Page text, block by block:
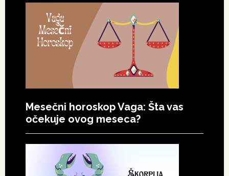
Mesečni horoskop Vaga: Šta vas
očekuje ovog meseca?